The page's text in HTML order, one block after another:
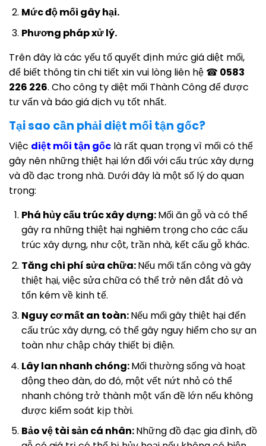
Mức độ mối gây hại.
Phương pháp xử lý.
Trên đây là các yếu tố quyết định mức giá diệt mối,
để biết thông tin chi tiết xin vui lòng liên hệ ☎ 0583
226 226. Cho công ty diệt mối Thành Công để được
tư vấn và báo giá dịch vụ tốt nhất.
Tại sao cần phải diệt mối tận gốc?
Việc diệt mối tận gốc là rất quan trọng vì mối có thể
gây nên những thiệt hại lớn đối với cấu trúc xây dựng
và đồ đạc trong nhà. Dưới đây là một số lý do quan
trọng:
Phá hủy cấu trúc xây dựng:Mối ăn gỗ và có thể
gây ra những thiệt hại nghiêm trọng cho các cấu
trúc xây dựng, như cột, trần nhà, kết cấu gỗ khác.
Tăng chi phí sửa chữa:Nếu mối tấn công và gây
thiệt hại, việc sửa chữa có thể trở nên đắt đỏ và
tốn kém về kinh tế.
Nguy cơ mất an toàn:Nếu mối gây thiệt hại đến
cấu trúc xây dựng, có thể gây nguy hiểm cho sự an
toàn như chập cháy thiết bị điện.
Lây lan nhanh chóng:Mối thường sống và hoạt
động theo đàn, do đó, một vết nứt nhỏ có thể
nhanh chóng trở thành một vấn đề lớn nếu không
được kiểm soát kịp thời.
Bảo vệ tài sản cá nhân:Những đồ đạc gia đình, đồ